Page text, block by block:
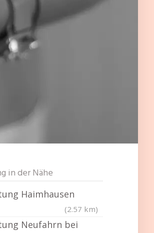
in der Nähe
Haimhausen
(2.57 km)
Neufahrn bei